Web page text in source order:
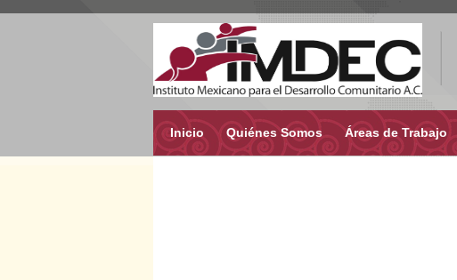
Inicio Quiénes Somos Áreas de Trabajo